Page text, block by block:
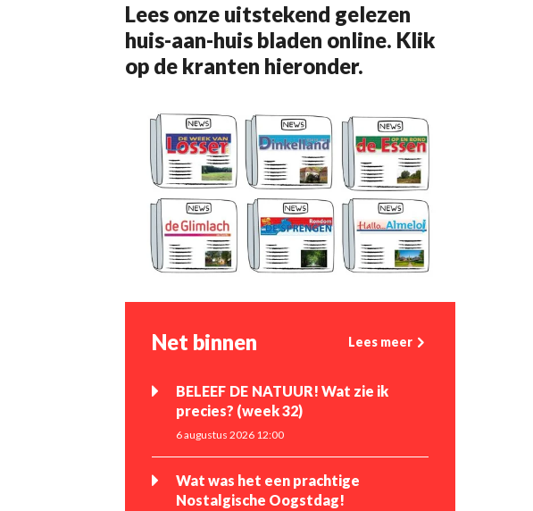
Lees onze uitstekend gelezen
huis-aan-huis bladen online. Klik
op de kranten hieronder.
Net binnen Lees meer
BELEEF DE NATUUR! Wat zie ik
precies? (week 32)
6 augustus 2026 12:00
Wat was het een prachtige
Nostalgische Oogstdag!